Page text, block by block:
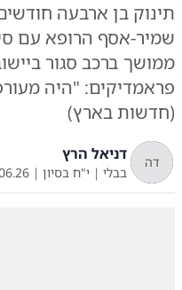
תינוק בן ארבעה
שמיר-אסף הרופא עם
ממושך ברכב סגור
פראמדיקים: "היה
(חדשות בארץ)
דה דניאל הרץ
בבלי | י"ח בסיון |